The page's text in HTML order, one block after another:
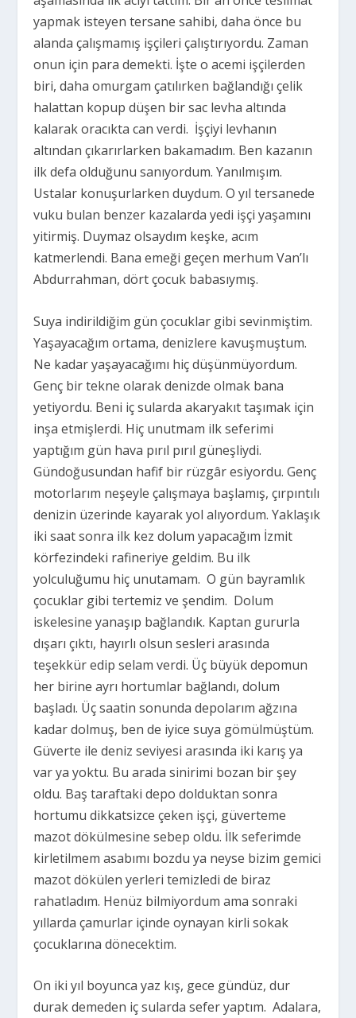
yapmak isteyen tersane sahibi, daha önce bu
alanda çalışmamış işçileri çalıştırıyordu. Zaman
onun için para demekti. İşte o acemi işçilerden
biri, daha omurgam çatılırken bağlandığı çelik
halattan kopup düşen bir sac levha altında
kalarak oracıkta can verdi. İşçiyi levhanın
altından çıkarırlarken bakamadım. Ben kazanın
ilk defa olduğunu sanıyordum. Yanılmışım.
Ustalar konuşurlarken duydum. O yıl tersanede
vuku bulan benzer kazalarda yedi işçi yaşamını
yitirmiş. Duymaz olsaydım keşke, acım
katmerlendi. Bana emeği geçen merhum Van’lı
Abdurrahman, dört çocuk babasıymış.
Suya indirildiğim gün çocuklar gibi sevinmiştim.
Yaşayacağım ortama, denizlere kavuşmuştum.
Ne kadar yaşayacağımı hiç düşünmüyordum.
Genç bir tekne olarak denizde olmak bana
yetiyordu. Beni iç sularda akaryakıt taşımak için
inşa etmişlerdi. Hiç unutmam ilk seferimi
yaptığım gün hava pırıl pırıl güneşliydi.
Gündoğusundan hafif bir rüzgâr esiyordu. Genç
motorlarım neşeyle çalışmaya başlamış, çırpıntılı
denizin üzerinde kayarak yol alıyordum. Yaklaşık
iki saat sonra ilk kez dolum yapacağım İzmit
körfezindeki rafineriye geldim. Bu ilk
yolculuğumu hiç unutamam. O gün bayramlık
çocuklar gibi tertemiz ve şendim. Dolum
iskelesine yanaşıp bağlandık. Kaptan gururla
dışarı çıktı, hayırlı olsun sesleri arasında
teşekkür edip selam verdi. Üç büyük depomun
her birine ayrı hortumlar bağlandı, dolum
başladı. Üç saatin sonunda depolarım ağzına
kadar dolmuş, ben de iyice suya gömülmüştüm.
Güverte ile deniz seviyesi arasında iki karış ya
var ya yoktu. Bu arada sinirimi bozan bir şey
oldu. Baş taraftaki depo dolduktan sonra
hortumu dikkatsizce çeken işçi, güverteme
mazot dökülmesine sebep oldu. İlk seferimde
kirletilmem asabımı bozdu ya neyse bizim gemici
mazot dökülen yerleri temizledi de biraz
rahatladım. Henüz bilmiyordum ama sonraki
yıllarda çamurlar içinde oynayan kirli sokak
çocuklarına dönecektim.
On iki yıl boyunca yaz kış, gece gündüz, dur
durak demeden iç sularda sefer yaptım. Adalara,